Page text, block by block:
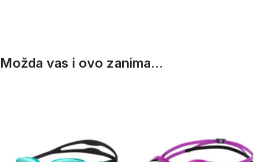
Možda vas i ovo zanima...